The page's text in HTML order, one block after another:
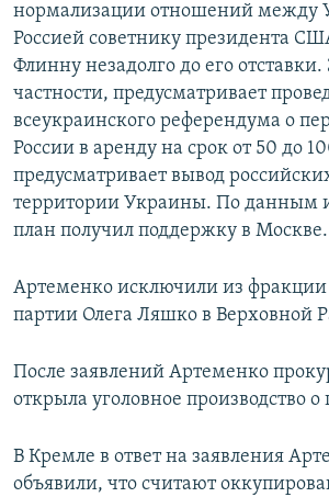
нормализации отношений между
Россией советнику президента
Флинну незадолго до его отставки.
частности, предусматривает
всеукраинского референдума о
России в аренду на срок от 50 до
предусматривает вывод
территории Украины. По данным
план получил поддержку в Москве.
Артеменко исключили из
партии Олега Ляшко в Верховной
После заявлений Артеменко
открыла уголовное производство о
В Кремле в ответ на заявления
объявили, что считают